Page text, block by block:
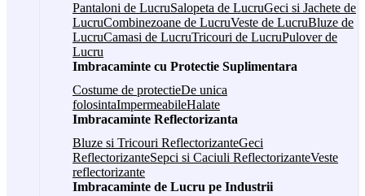
Pantaloni de LucruSalopeta de LucruGeci si Jachete de
LucruCombinezoane de LucruVeste de LucruBluze de
LucruCamasi de LucruTricouri de LucruPulover de
Lucru
Imbracaminte cu Protectie Suplimentara
Costume de protectieDe unica
folosintaImpermeabileHalate
Imbracaminte Reflectorizanta
Bluze si Tricouri ReflectorizanteGeci
ReflectorizanteSepci si Caciuli ReflectorizanteVeste
reflectorizante
Imbracaminte de Lucru pe Industrii